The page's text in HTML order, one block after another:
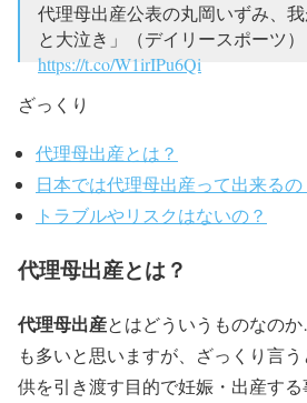
代理母出産公表の丸岡いずみ、
と大泣き」（デイリースポーツ）
https://t.co/W1irIPu6Qi
— らびゅ🐻🌸花のいのちは短くて
ざっくり
代理母出産とは？
日本では代理母出産って出来るの
トラブルやリスクはないの？
代理母出産とは？
代理母出産とはどういうものなの
も多いと思いますが、ざっくり言
供を引き渡す目的で妊娠・出産す